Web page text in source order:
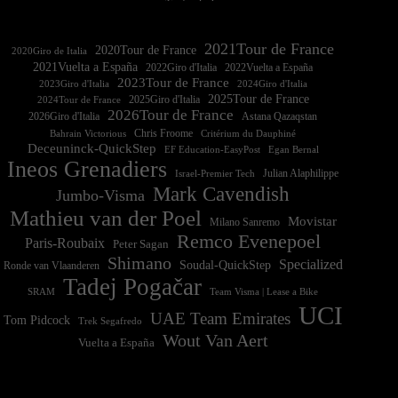
2020Giro de Italia 2020Tour de France 2021Tour de France
2021Vuelta a España 2022Vuelta a España
2023Giro d'Italia 2023Tour de France
2024Tour de France
2025Giro d'Italia 2025Tour de France
2026Giro d'Italia 2026Tour de France Astana Qazaqstan
Bahrain Victorious Chris Froome Critérium du Dauphiné
Deceuninck-QuickStep EF Education-EasyPost Egan Bernal
Ineos Grenadiers Israel-Premier Tech Julian Alaphilippe
Jumbo-Visma Mark Cavendish
Mathieu van der Poel Milano Sanremo
Movistar
Paris-Roubaix
Peter Sagan Remco Evenepoel
Ronde van Vlaanderen Shimano Soudal-QuickStep Specialized
SRAM Tadej Pogačar Team Visma | Lease a Bike
Tom Pidcock Trek Segafredo UAE Team Emirates UCI
Vuelta a España Wout Van Aert